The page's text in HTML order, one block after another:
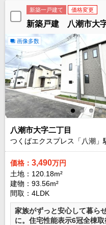
新築一戸建て 価格変更
新築戸建 八潮市大
画像多数
八潮市大字二丁目
つくばエクスプレス「八潮」
価格： 3,490万円
土地：120.18m²
建物：93.56m²
間取：4LDK
家族がずっと安心して暮ら
に。住宅性能表示6冠全棟
物件検索
新築一戸建
エリアから探す
路線から探す
中古一戸建
エリアから探す
路線から探す
マンション
エリアから探す
路線から探す
土 地
エリアから探す
路線から探す
エリアから物件検索